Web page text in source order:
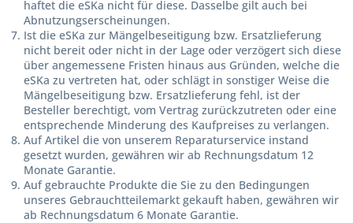
haftet die eSKa nicht für diese. Dasselbe gilt auch bei
Abnutzungserscheinungen.
Ist die eSKa zur Mängelbeseitigung bzw. Ersatzlieferung
nicht bereit oder nicht in der Lage oder verzögert sich diese
über angemessene Fristen hinaus aus Gründen, welche die
eSKa zu vertreten hat, oder schlägt in sonstiger Weise die
Mängelbeseitigung bzw. Ersatzlieferung fehl, ist der
Besteller berechtigt, vom Vertrag zurückzutreten oder eine
entsprechende Minderung des Kaufpreises zu verlangen.
Auf Artikel die von unserem Reparaturservice instand
gesetzt wurden, gewähren wir ab Rechnungsdatum 12
Monate Garantie.
Auf gebrauchte Produkte die Sie zu den Bedingungen
unseres Gebrauchtteilemarkt gekauft haben, gewähren wir
ab Rechnungsdatum 6 Monate Garantie.